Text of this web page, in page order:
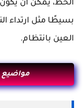
الحظ، يمكن أن
بسيطًا مثل ارتداء
العين بانتظام.